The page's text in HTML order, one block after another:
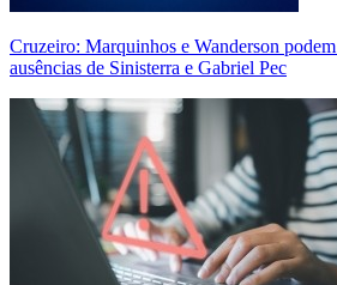
Cruzeiro: Marquinhos e Wanderson
ausências de Sinisterra e Gabriel Pec